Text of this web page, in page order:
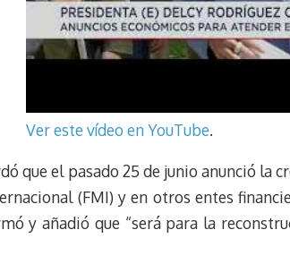
Ver este vídeo en YouTube.
que el pasado 25 de junio anunció la
(FMI) y en otros entes
y añadió que “será para la